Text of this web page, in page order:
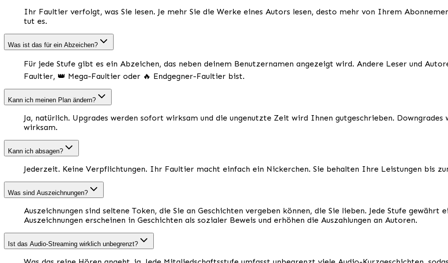
Ihr Faultier verfolgt, was Sie lesen. Je mehr Sie die Werke eines Autors lesen, desto mehr von Ihrem
tut es.
Was ist das für ein Abzeichen?
Für jede Stufe gibt es ein Abzeichen, das neben deinem Benutzernamen angezeigt wird. Andere Leser und
Faultier, 👑 Mega-Faultier oder 🔥 Endgegner-Faultier bist.
Kann ich meinen Plan ändern?
Ja, natürlich. Upgrades werden sofort wirksam und die ungenutzte Zeit wird Ihnen gutgeschrieben. Downgrades
wirksam.
Kann ich absagen?
Jederzeit. Keine Verpflichtungen. Ihr Faultier macht einfach ein Nickerchen. Sie behalten Ihre Leistungen bis
Was sind Auszeichnungen?
Auszeichnungen sind seltene Token, die Sie an Geschichten vergeben können, die Sie lieben. Jede Stufe
Auszeichnungen erscheinen in Geschichten als sozialer Beweis und erhöhen die Auszahlungen an Autoren.
Ist das Audio-Streaming wirklich unbegrenzt?